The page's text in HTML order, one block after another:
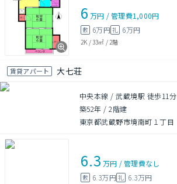
6 万円 /管理費1,000円
敷 6万円礼 6万円
2K /33㎡ / 2階
賃貸アパート 大七荘
中央本線 / 武蔵境駅 徒歩11分
築52年 /2階建
東京都武蔵野市境南町１丁目
6.3 万円 /管理費なし
敷 6.3万円礼 6.3万円